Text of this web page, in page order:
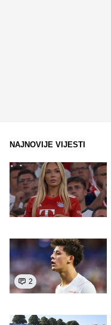
NAJNOVIJE VIJESTI
2